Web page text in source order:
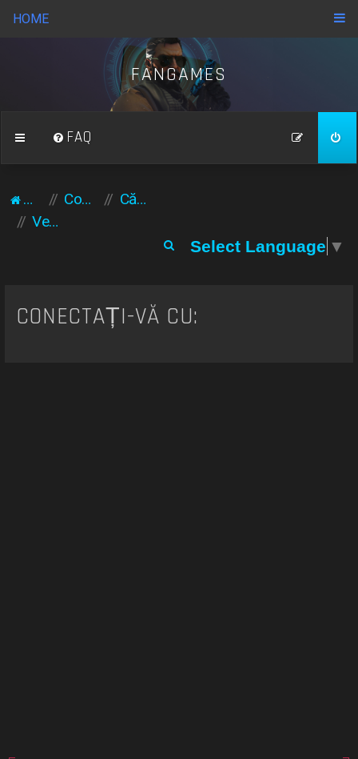
HOME
FANGAMES
FAQ
Acasă Comunitate
Căutare
Vezi subiecte fără răspuns
Select Language ▼
t
CONECTAȚI-VĂ CU: